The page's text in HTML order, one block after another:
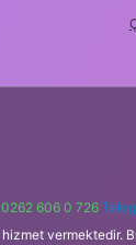
606 0 726
hizmet